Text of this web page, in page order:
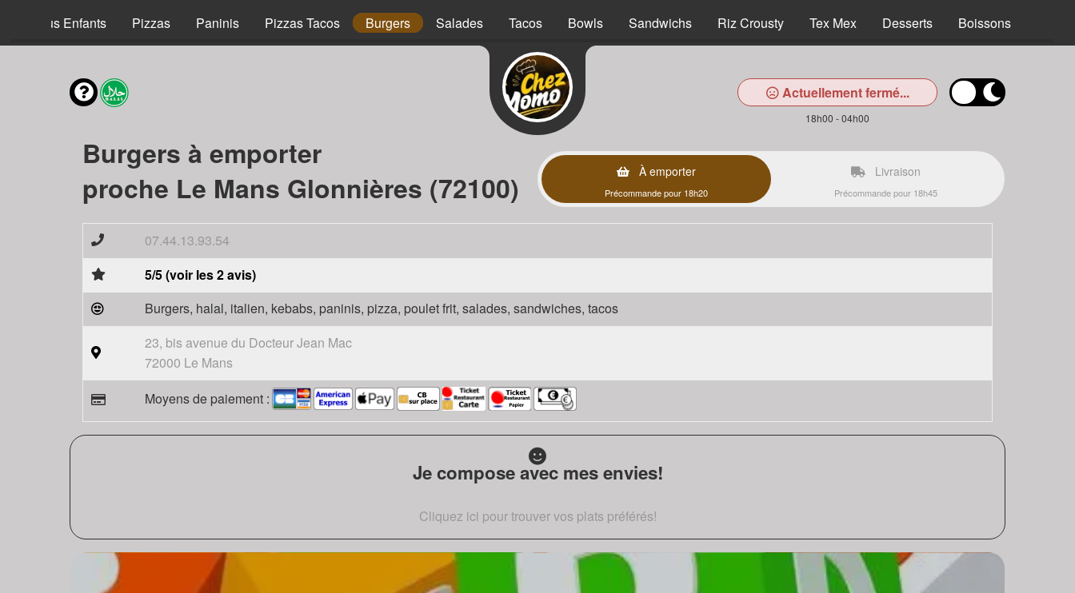
Menus Enfants Pizzas Paninis Pizzas Tacos Burgers Salades Tacos Bowls Sandwichs Riz Crousty Tex Mex Desserts Boissons
Actuellement fermé...
18h00 - 04h00
Burgers à emporter
proche Le Mans Glonnières (72100)
À emporter
Précommande pour 18h20
Livraison
Précommande pour 18h45
07.44.13.93.54
5/5 (voir les 2 avis)
Burgers, halal, italien, kebabs, paninis, pizza, poulet frit, salades, sandwiches, tacos
23, bis avenue du Docteur Jean Mac
72000 Le Mans
Moyens de paiement :
Je compose avec mes envies!
Cliquez ici pour trouver vos plats préférés!